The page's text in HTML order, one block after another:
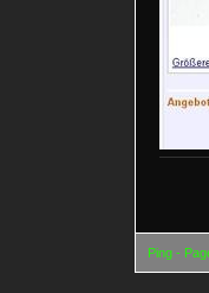
Ping -